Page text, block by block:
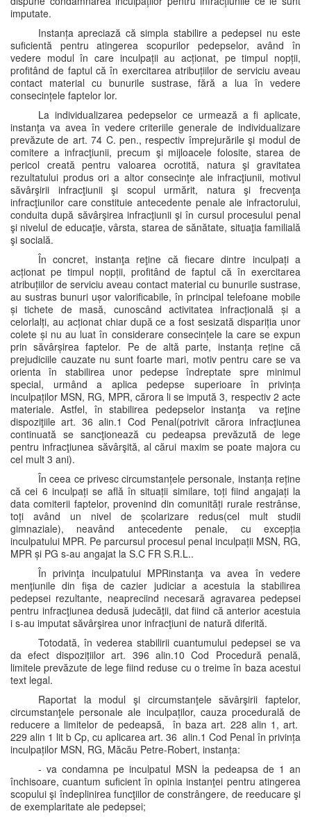
imputate.
Instanța apreciază că simpla stabilire a pedepsei nu este
suficientă pentru atingerea scopurilor pedepselor, având în
vedere modul în care inculpații au acționat, pe timpul nopții,
profitând de faptul că în exercitarea atribuțiilor de serviciu aveau
contact material cu bunurile sustrase, fără a lua în vedere
consecințele faptelor lor.
La individualizarea pedepselor ce urmează a fi aplicate,
instanţa va avea în vedere criteriile generale de individualizare
prevăzute de art. 74 C. pen., respectiv împrejurările şi modul de
comitere a infracţiunii, precum şi mijloacele folosite, starea de
pericol creată pentru valoarea ocrotită, natura şi gravitatea
rezultatului produs ori a altor consecinţe ale infracţiunii, motivul
săvârşirii infracţiunii şi scopul urmărit, natura şi frecvenţa
infracţiunilor care constituie antecedente penale ale infractorului,
conduita după săvârşirea infracţiunii şi în cursul procesului penal
şi nivelul de educaţie, vârsta, starea de sănătate, situaţia familială
şi socială.
În concret, instanţa reţine că fiecare dintre inculpați a
acționat pe timpul nopții, profitând de faptul că în exercitarea
atribuțiilor de serviciu aveau contact material cu bunurile sustrase,
au sustras bunuri ușor valorificabile, în principal telefoane mobile
și tichete de masă, cunoscând activitatea infracțională și a
celorlalți, au acționat chiar după ce a fost sesizată dispariția unor
colete și nu au luat în considerare consecințele la care se expun
prin săvârșirea faptelor. Pe de altă parte, instanța reține că
prejudiciile cauzate nu sunt foarte mari, motiv pentru care se va
orienta în stabilirea unor pedepse îndreptate spre minimul
special, urmând a aplica pedepse superioare în privința
inculpaților MSN, RG, MPR, cărora li se impută 3, respectiv 2 acte
materiale. Astfel, în stabilirea pedepselor instanţa va reţine
dispoziţiile art. 36 alin.1 Cod Penal(potrivit cărora infracţiunea
continuată se sancţionează cu pedeapsa prevăzută de lege
pentru infracţiunea săvârşită, al cărui maxim se poate majora cu
cel mult 3 ani).
În ceea ce privesc circumstanțele personale, instanța reține
că cei 6 inculpați se află în situații similare, toți fiind angajați la
data comiterii faptelor, provenind din comunități rurale restrânse,
toți având un nivel de școlarizare redus(cel mult studii
gimnaziale), neavând antecedente penale, cu excepția
inculpatului MPR. Pe parcursul procesul penal inculpații MSN, RG,
MPR și PG s-au angajat la S.C FR S.R.L..
În privinţa inculpatului MPRinstanţa va avea în vedere
menţiunile din fişa de cazier judiciar a acestuia la stabilirea
pedepsei rezultante, neapreciind necesară agravarea pedepsei
pentru infracţiunea dedusă judecăţii, dat fiind că anterior acestuia
i s-au imputat săvârşirea unor infracţiuni de natură diferită.
Totodată, în vederea stabilirii cuantumului pedepsei se va
da efect dispozițiilor art. 396 alin.10 Cod Procedură penală,
limitele prevăzute de lege fiind reduse cu o treime în baza acestui
text legal.
Raportat la modul şi circumstanţele săvârşirii faptelor,
circumstanţele personale ale inculpaților, cauza procedurală de
reducere a limitelor de pedeapsă, în baza art. 228 alin 1, art.
229 alin 1 lit b Cp, cu aplicarea art. 36 alin.1 Cod Penal în privința
inculpaților MSN, RG, Măcău Petre-Robert, instanța:
- va condamna pe inculpatul MSN la pedeapsa de 1 an
închisoare, cuantum suficient în opinia instanţei pentru atingerea
scopului şi îndeplinirea funcţiilor de constrângere, de reeducare şi
de exemplaritate ale pedepsei;